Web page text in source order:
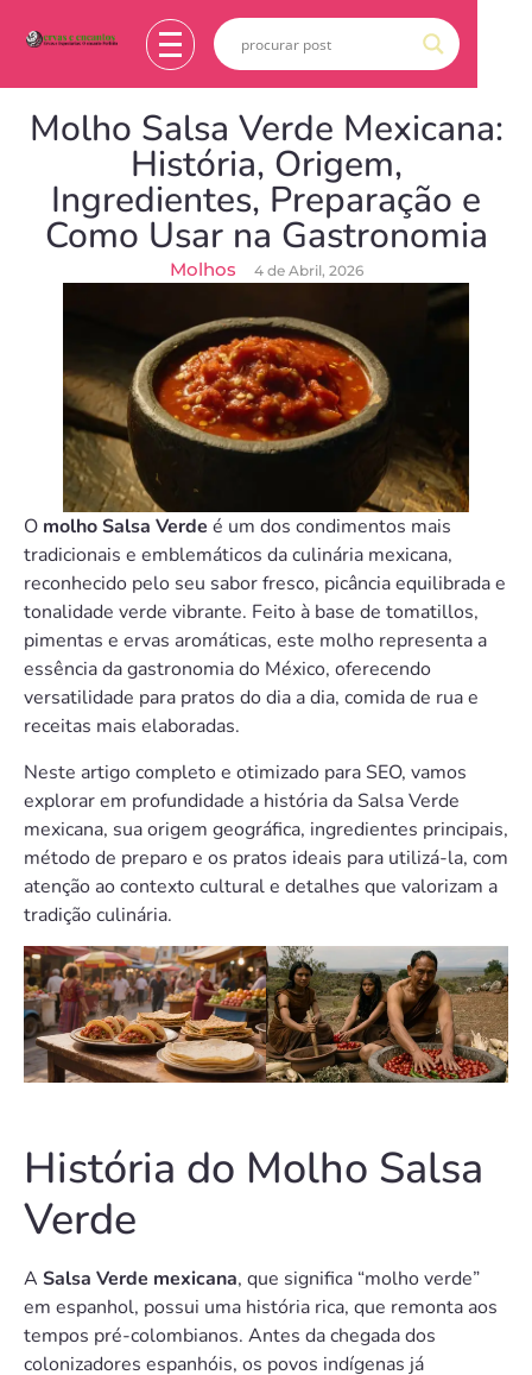
Molho Salsa Verde Mexicana:
História, Origem,
Ingredientes, Preparação e
Como Usar na Gastronomia
Molhos 4 de Abril, 2026
O molho Salsa Verde é um dos condimentos mais
tradicionais e emblemáticos da culinária mexicana,
reconhecido pelo seu sabor fresco, picância equilibrada e
tonalidade verde vibrante. Feito à base de tomatillos,
pimentas e ervas aromáticas, este molho representa a
essência da gastronomia do México, oferecendo
versatilidade para pratos do dia a dia, comida de rua e
receitas mais elaboradas.
Neste artigo completo e otimizado para SEO, vamos
explorar em profundidade a história da Salsa Verde
mexicana, sua origem geográfica, ingredientes principais,
método de preparo e os pratos ideais para utilizá-la, com
atenção ao contexto cultural e detalhes que valorizam a
tradição culinária.
História do Molho Salsa
Verde
A Salsa Verde mexicana, que significa “molho verde”
em espanhol, possui uma história rica, que remonta aos
tempos pré-colombianos. Antes da chegada dos
colonizadores espanhóis, os povos indígenas já